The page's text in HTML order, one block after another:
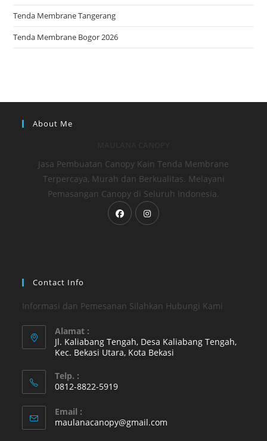
Tenda Membrane Tangerang
Tenda Membrane Bogor 2026
About Me
Jasa Pembuatan Canopy Kain Tenda Membrane
Terpercaya, Murah dan Berkualitas. Melayani
Pemasangan Canopy di Seluruh Indonesia.
Opens
in
Opens
Contact Info
Informasi dan Pemesanan Silahkan Hubungi Kami
Alamat :
Jl. Kaliabang Tengah, Desa Kaliabang Tengah,
Kec. Bekasi Utara, Kota Bekasi
in
new
tab
Telp. :
0812-8822-5919
in
your
Email :
maulanacanopy@gmail.com